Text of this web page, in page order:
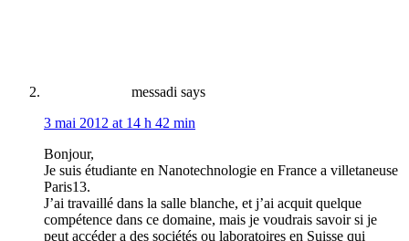
messadi says
3 mai 2012 at 14 h 42 min
Bonjour,
Je suis étudiante en Nanotechnologie en France a villetaneuse
Paris13.
J’ai travaillé dans la salle blanche, et j’ai acquit quelque
compétence dans ce domaine, mais je voudrais savoir si je
peut accéder a des sociétés ou laboratoires en Suisse qui